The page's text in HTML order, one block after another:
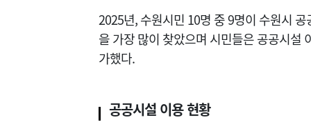
2025년, 수원시민 10명 중 9명이 수원시
을 가장 많이 찾았으며 시민들은 공공시설
가했다.
공공시설 이용 현황